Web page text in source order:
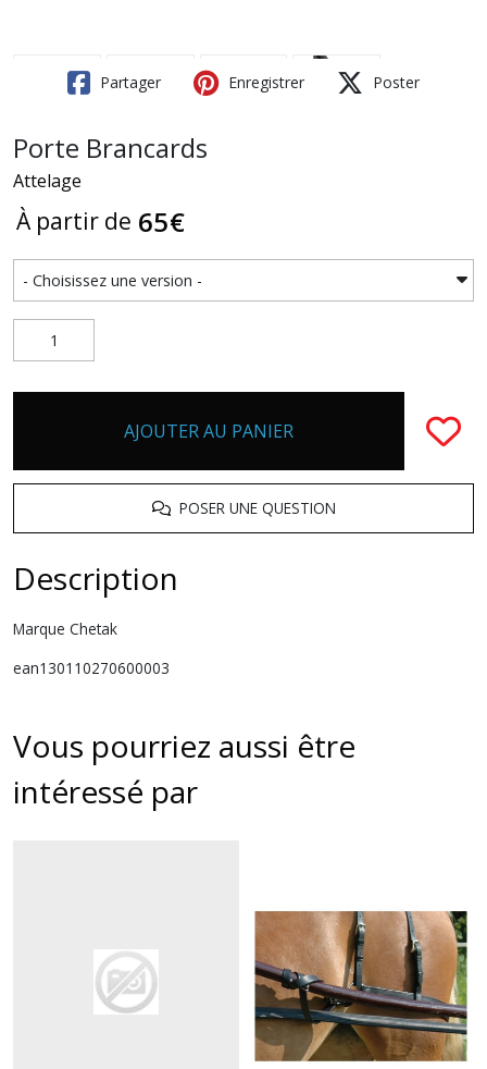
Partager Enregistrer Poster
Porte Brancards
Attelage
À partir de 65€
AJOUTER AU PANIER
POSER UNE QUESTION
Description
Marque Chetak
ean130110270600003
Vous pourriez aussi être
intéressé par